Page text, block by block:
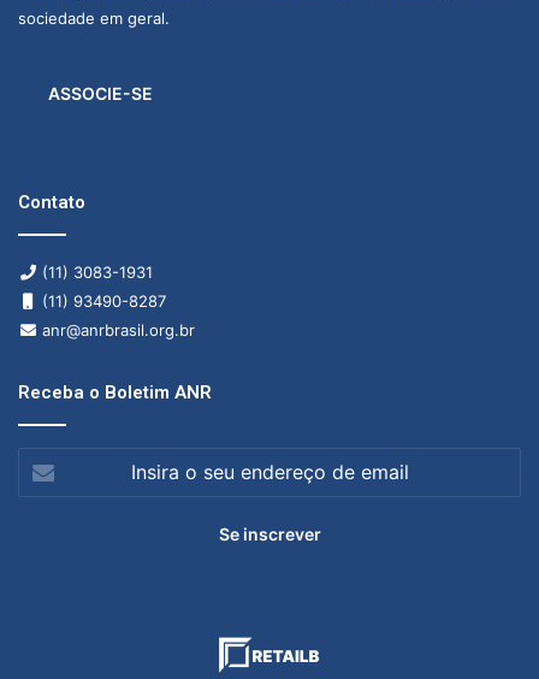
sociedade em geral.
ASSOCIE-SE
Contato
(11) 3083-1931
(11) 93490-8287
anr@anrbrasil.org.br
Receba o Boletim ANR